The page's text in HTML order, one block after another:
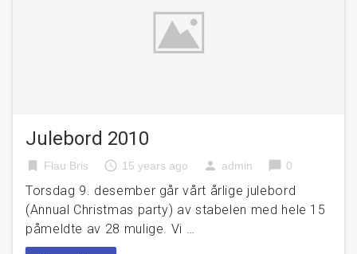
Julebord 2010
bookmark Flau Bris access_time 15 years ago person admin chat_bubble 0
Torsdag 9. desember går vårt årlige julebord
(Annual Christmas party) av stabelen med hele 15
påmeldte av 28 mulige. Vi …